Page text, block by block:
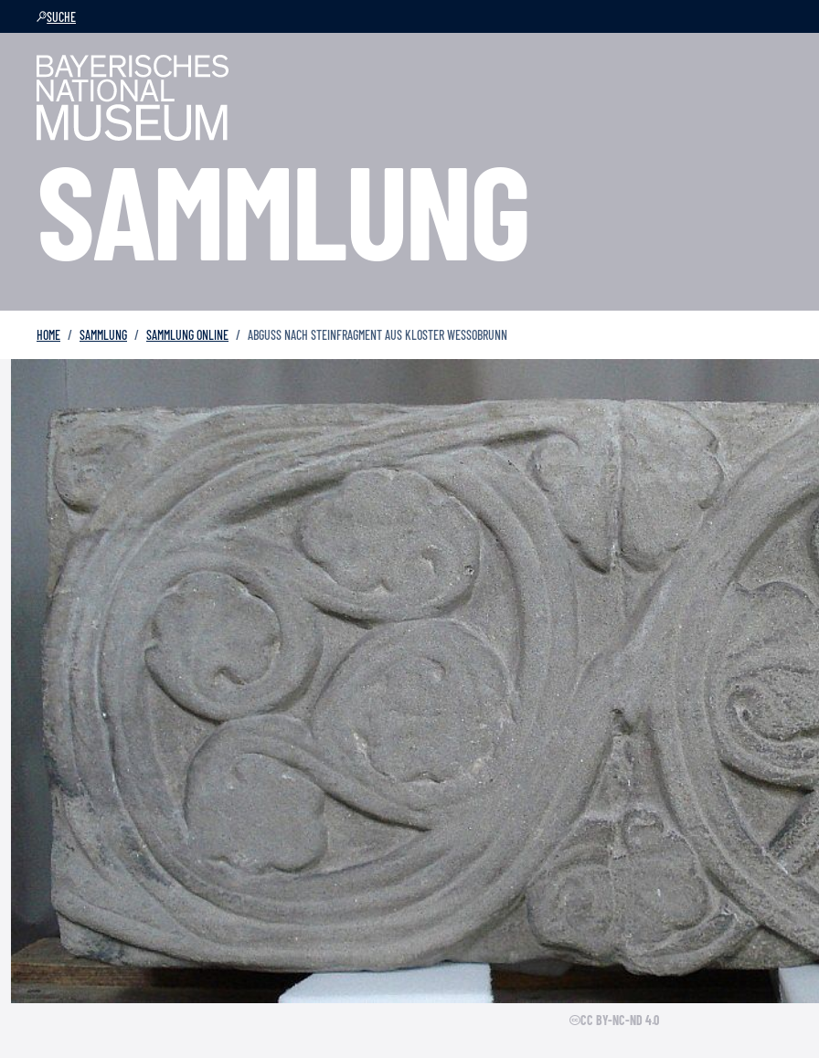
SUCHE
SAMMLUNG
HOME SAMMLUNG SAMMLUNG ONLINE ABGUSS NACH STEINFRAGMENT AUS KLOSTER WESSOBRUNN
CC BY-NC-ND 4.0